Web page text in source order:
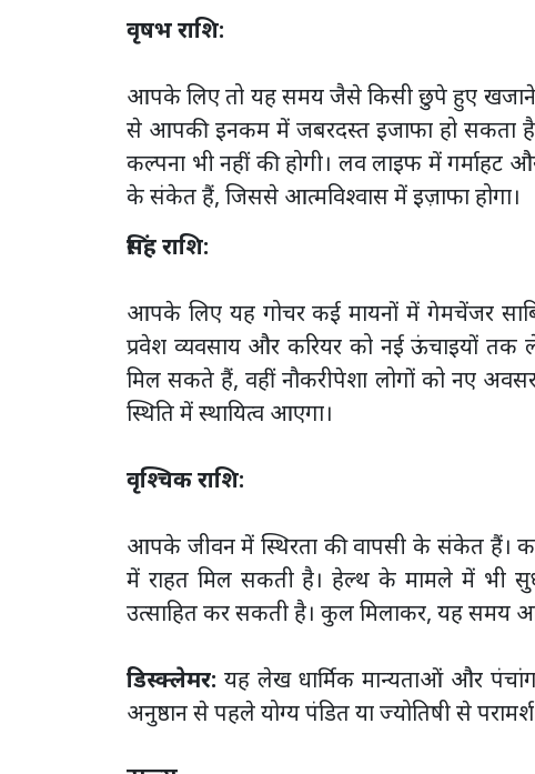
वृषभ राशि:
आपके लिए तो यह समय जैसे किसी छुपे हुए खजाने
से आपकी इनकम में जबरदस्त इजाफा हो सकता है।
कल्पना भी नहीं की होगी। लव लाइफ में गर्माहट
के संकेत हैं, जिससे आत्मविश्वास में इज़ाफा होगा।
सिंह राशि:
आपके लिए यह गोचर कई मायनों में गेमचेंजर
प्रवेश व्यवसाय और करियर को नई ऊंचाइयों तक
मिल सकते हैं, वहीं नौकरीपेशा लोगों को नए
स्थिति में स्थायित्व आएगा।
वृश्चिक राशि:
आपके जीवन में स्थिरता की वापसी के संकेत हैं।
में राहत मिल सकती है। हेल्थ के मामले में भी
उत्साहित कर सकती है। कुल मिलाकर, यह समय
डिस्क्लेमर: यह लेख धार्मिक मान्यताओं और
अनुष्ठान से पहले योग्य पंडित या ज्योतिषी से